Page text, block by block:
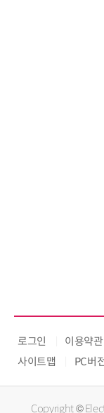
로그인 이용약관
사이트맵
PC버
Copyright ©